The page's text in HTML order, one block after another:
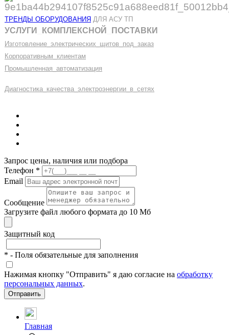
ТРЕНДЫ ОБОРУДОВАНИЯ ДЛЯ АСУ ТП
УСЛУГИ КОМПЛЕКСНОЙ ПОСТАВКИ
Изготовление электрических щитов под заказ
Корпоративным клиентам
Промышленная автоматизация
Диагностика качества электроэнергии в сетях
Запрос цены, наличия или подбора
Телефон *
Email
Сообщение
Загрузите файл любого формата до 10 Мб
Защитный код
* - Поля обязательные для заполнения
Нажимая кнопку "Отправить" я даю согласие на обработку
персональных данных.
Отправить
Главная